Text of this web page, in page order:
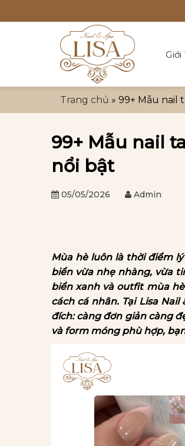
qua
Giới
Trang chủ » 99+ Mẫu nail
99+ Mẫu nail
nổi bật
05/05/2026 Admin
Mùa hè luôn là thời điểm
biển vừa nhẹ nhàng, vừa
biển xanh và outfit mùa
cách cá nhân. Tại Lisa
đích: càng đơn giản càng
và form móng phù hợp,